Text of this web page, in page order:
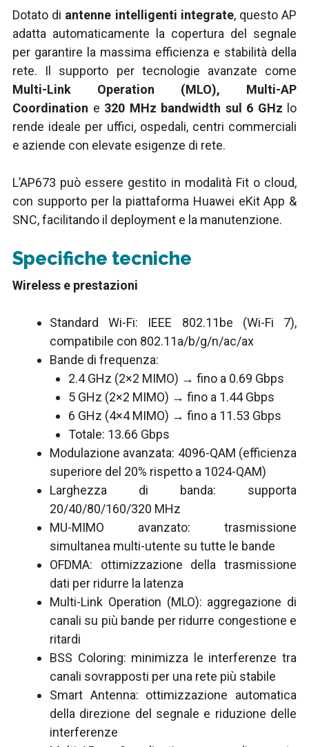
Dotato di antenne intelligenti integrate, questo AP
adatta automaticamente la copertura del segnale
per garantire la massima efficienza e stabilità della
rete. Il supporto per tecnologie avanzate come
Multi-Link Operation (MLO), Multi-AP
Coordination e 320 MHz bandwidth sul 6 GHz lo
rende ideale per uffici, ospedali, centri commerciali
e aziende con elevate esigenze di rete.
L’AP673 può essere gestito in modalità Fit o cloud,
con supporto per la piattaforma Huawei eKit App &
SNC, facilitando il deployment e la manutenzione.
Specifiche tecniche
Wireless e prestazioni
Standard Wi-Fi: IEEE 802.11be (Wi-Fi 7),
compatibile con 802.11a/b/g/n/ac/ax
Bande di frequenza:
2.4 GHz (2×2 MIMO) → fino a 0.69 Gbps
5 GHz (2×2 MIMO) → fino a 1.44 Gbps
6 GHz (4×4 MIMO) → fino a 11.53 Gbps
Totale: 13.66 Gbps
Modulazione avanzata: 4096-QAM (efficienza
superiore del 20% rispetto a 1024-QAM)
Larghezza di banda: supporta
20/40/80/160/320 MHz
MU-MIMO avanzato: trasmissione
simultanea multi-utente su tutte le bande
OFDMA: ottimizzazione della trasmissione
dati per ridurre la latenza
Multi-Link Operation (MLO): aggregazione di
canali su più bande per ridurre congestione e
ritardi
BSS Coloring: minimizza le interferenze tra
canali sovrapposti per una rete più stabile
Smart Antenna: ottimizzazione automatica
della direzione del segnale e riduzione delle
interferenze